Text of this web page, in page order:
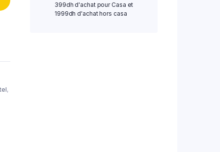
,
399dh d'achat pour Casa et
1999dh d'achat hors casa